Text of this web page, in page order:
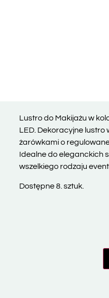
Lustro do Makijażu w
LED. Dekoracyjne lustro
żarówkami o
Idealne do eleganckich
wszelkiego rodzaju
Dostępne 8. sztuk.